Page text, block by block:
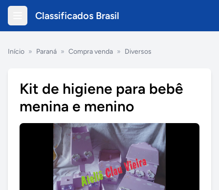
Classificados Brasil
Início » Paraná » Compra venda » Diversos
Kit de higiene para bebê
menina e menino